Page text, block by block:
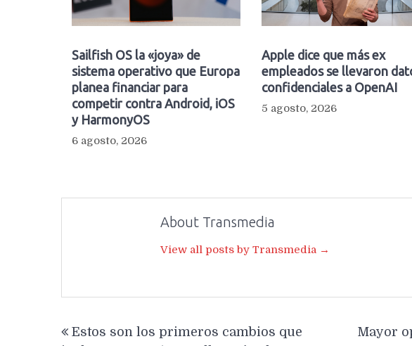
Sailfish OS la «joya» de
sistema operativo que Europa
planea financiar para
competir contra Android, iOS
y HarmonyOS
6 agosto, 2026
Apple dice que más ex
empleados se llevaron
confidenciales a OpenAI
5 agosto, 2026
About Transmedia
View all posts by Transmedia →
Estos son los primeros cambios que
Mayor